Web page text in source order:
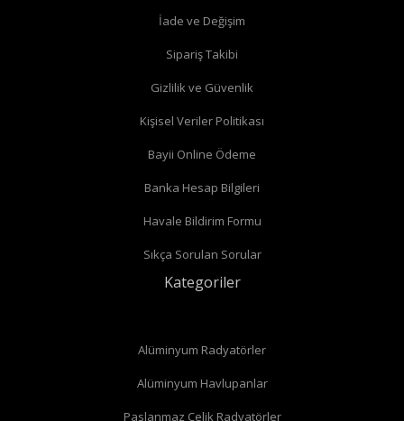
İade ve Değişim
Sipariş Takibi
Gizlilik ve Güvenlik
Kişisel Veriler Politikası
Bayii Online Ödeme
Banka Hesap Bilgileri
Havale Bildirim Formu
Sıkça Sorulan Sorular
Kategoriler
Alüminyum Radyatörler
Alüminyum Havlupanlar
Paslanmaz Çelik Radyatörler